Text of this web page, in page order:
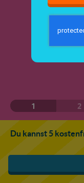
1 2
Du kannst 5